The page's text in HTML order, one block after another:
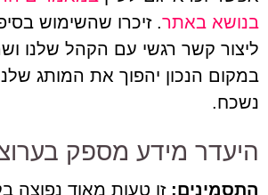
בנושא באתר. זיכרו שהשימוש
ליצור קשר רגשי עם הקהל שלנו
במקום הנכון יהפוך את המותג
נשכח.
היעדר מידע מספק
התסמינים: זו טעות מאוד נפוצה